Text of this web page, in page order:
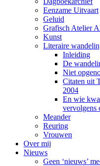
Eenzame Uitvaart
Geluid
Grafisch Atelier
Kunst
Literaire
Inleiding
De
Niet
Citaten uit
2004
En wie
vervolgens
Meander
Reuring
Vrouwen
Over mij
Nieuws
Geen ‘nieuws’